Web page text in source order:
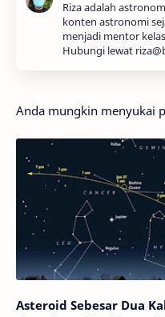
Riza adalah
konten astronomi
menjadi mentor
Hubungi lewat
Anda mungkin menyukai
Asteroid Sebesar Dua